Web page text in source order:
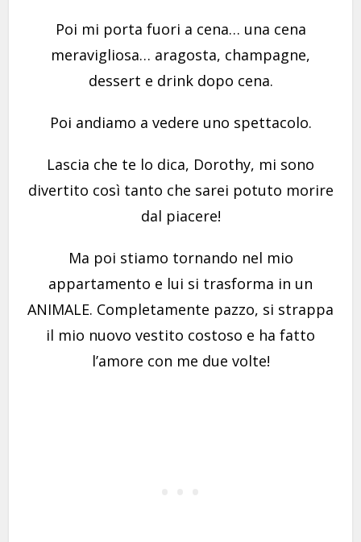
Poi mi porta fuori a cena… una cena
meravigliosa… aragosta, champagne,
dessert e drink dopo cena.
Poi andiamo a vedere uno spettacolo.
Lascia che te lo dica, Dorothy, mi sono
divertito così tanto che sarei potuto morire
dal piacere!
Ma poi stiamo tornando nel mio
appartamento e lui si trasforma in un
ANIMALE. Completamente pazzo, si strappa
il mio nuovo vestito costoso e ha fatto
l’amore con me due volte!